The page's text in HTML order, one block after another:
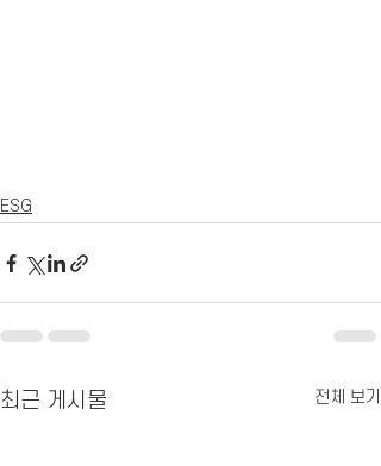
ESG
최근 게시물 전체 보기